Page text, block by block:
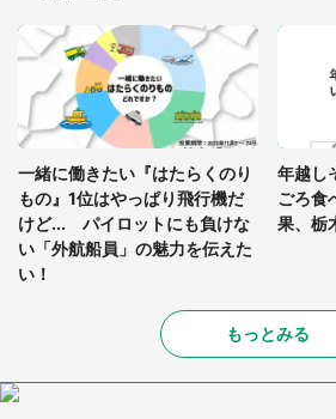
一緒に働きたい『はたらくのり
もの』1位はやっぱり飛行機だ
けど... パイロットにも負けな
い「外航船員」の魅力を伝えた
い！
年越し
ごろ食
果、栃
もっとみる